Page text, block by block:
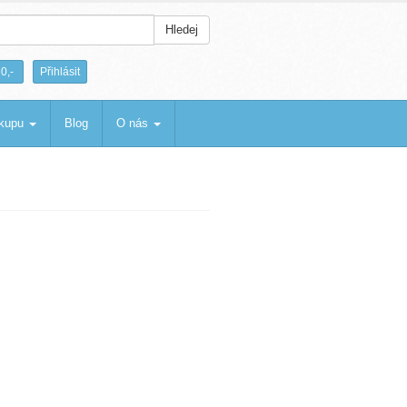
Hledej
0,- Přihlásit
Blog O nás